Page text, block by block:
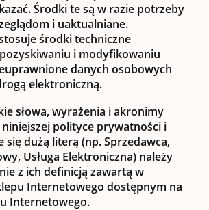
Środki te są w razie potrzeby
i uaktualniane.
środki techniczne
i modyfikowaniu
danych osobowych
elektroniczną.
słowa, wyrażenia i akronimy
polityce prywatności i
się dużą literą (np.Sprzedawca,
, Usługa Elektroniczna) należy
z ich definicją zawartą w
Internetowego dostępnym na
Internetowego.